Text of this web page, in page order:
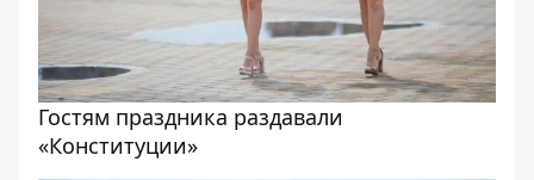
Гостям праздника раздавали
«Конституции»